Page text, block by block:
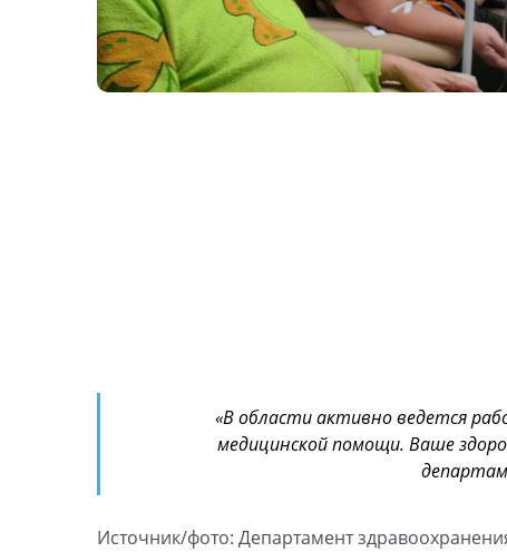
«В области активно ведется
медицинской помощи. Ваше
Источник/фото: Департамент